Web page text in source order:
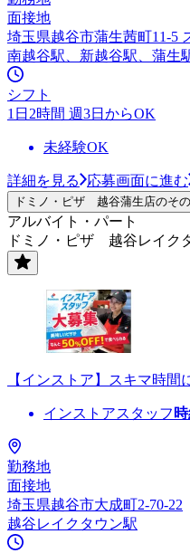
面接地
埼玉県越谷市蒲生茜町11-5
南越谷駅、新越谷駅、蒲生
シフト
1日2時間 週3日からOK
未経験OK
詳細を見る 応募画面に進む
ドミノ・ピザ 越谷蒲生店のそ
アルバイト・パート
ドミノ・ピザ 越谷レイク
【インストア】スキマ時
インストアスタッフ
勤務地
面接地
埼玉県越谷市大成町2-70-22
越谷レイクタウン駅